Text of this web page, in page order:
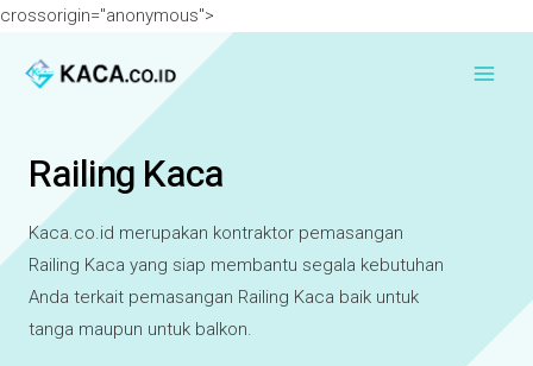
crossorigin="anonymous">
Railing Kaca
Kaca.co.id merupakan kontraktor pemasangan
Railing Kaca yang siap membantu segala kebutuhan
Anda terkait pemasangan Railing Kaca baik untuk
tanga maupun untuk balkon.